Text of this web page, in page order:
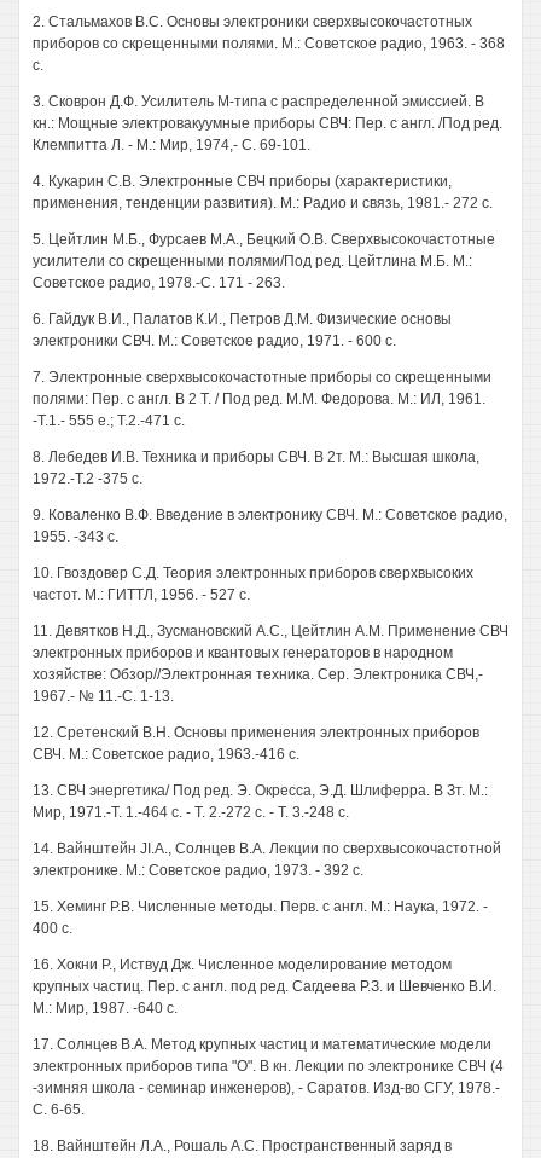
2. Стальмахов B.C. Основы электроники сверхвысокочастотных
приборов со скрещенными полями. М.: Советское радио, 1963. - 368
с.
3. Сковрон Д.Ф. Усилитель М-типа с распределенной эмиссией. В
кн.: Мощные электровакуумные приборы СВЧ: Пер. с англ. /Под ред.
Клемпитта Л. - М.: Мир, 1974,- С. 69-101.
4. Кукарин С.В. Электронные СВЧ приборы (характеристики,
применения, тенденции развития). М.: Радио и связь, 1981.- 272 с.
5. Цейтлин М.Б., Фурсаев М.А., Бецкий О.В. Сверхвысокочастотные
усилители со скрещенными полями/Под ред. Цейтлина М.Б. М.:
Советское радио, 1978.-С. 171 - 263.
6. Гайдук В.И., Палатов К.И., Петров Д.М. Физические основы
электроники СВЧ. М.: Советское радио, 1971. - 600 с.
7. Электронные сверхвысокочастотные приборы со скрещенными
полями: Пер. с англ. В 2 Т. / Под ред. М.М. Федорова. М.: ИЛ, 1961.
-Т.1.- 555 е.; Т.2.-471 с.
8. Лебедев И.В. Техника и приборы СВЧ. В 2т. М.: Высшая школа,
1972.-Т.2 -375 с.
9. Коваленко В.Ф. Введение в электронику СВЧ. М.: Советское радио,
1955. -343 с.
10. Гвоздовер С.Д. Теория электронных приборов сверхвысоких
частот. М.: ГИТТЛ, 1956. - 527 с.
11. Девятков Н.Д., Зусмановский А.С., Цейтлин A.M. Применение СВЧ
электронных приборов и квантовых генераторов в народном
хозяйстве: Обзор//Электронная техника. Сер. Электроника СВЧ,-
1967.- № 11.-С. 1-13.
12. Сретенский В.Н. Основы применения электронных приборов
СВЧ. М.: Советское радио, 1963.-416 с.
13. СВЧ энергетика/ Под ред. Э. Окресса, Э.Д. Шлиферра. В Зт. М.:
Мир, 1971.-Т. 1.-464 с. - Т. 2.-272 с. - Т. 3.-248 с.
14. Вайнштейн JI.A., Солнцев В.А. Лекции по сверхвысокочастотной
электронике. М.: Советское радио, 1973. - 392 с.
15. Хеминг Р.В. Численные методы. Перв. с англ. М.: Наука, 1972. -
400 с.
16. Хокни Р., Иствуд Дж. Численное моделирование методом
крупных частиц. Пер. с англ. под ред. Сагдеева Р.З. и Шевченко В.И.
М.: Мир, 1987. -640 с.
17. Солнцев В.А. Метод крупных частиц и математические модели
электронных приборов типа "О". В кн. Лекции по электронике СВЧ (4
-зимняя школа - семинар инженеров), - Саратов. Изд-во СГУ, 1978.-
С. 6-65.
18. Вайнштейн Л.А., Рошаль А.С. Пространственный заряд в